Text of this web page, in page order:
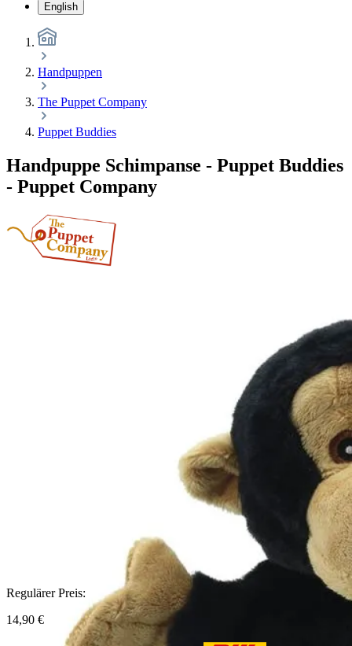
English
Handpuppen
The Puppet Company
Puppet Buddies
Handpuppe Schimpanse - Puppet Buddies
- Puppet Company
Regulärer Preis:
14,90 €